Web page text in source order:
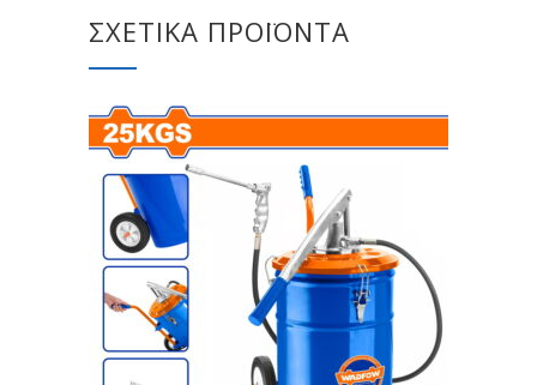
ΣΧΕΤΙΚΆ ΠΡΟΪΌΝΤΑ